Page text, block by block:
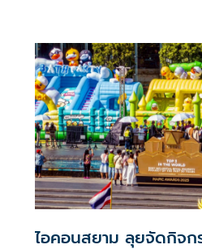
ไอคอนสยาม ลุยจัดกิจก